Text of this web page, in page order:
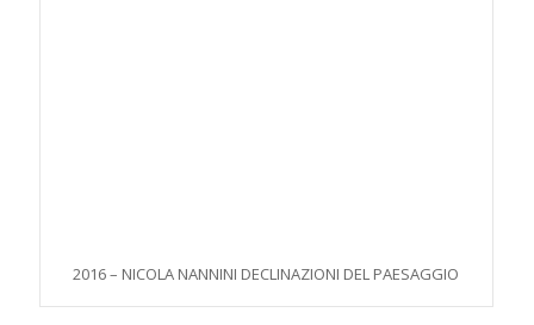
2016 – NICOLA NANNINI DECLINAZIONI DEL PAESAGGIO